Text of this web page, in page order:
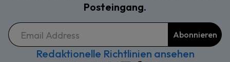
Posteingang.
Redaktionelle Richtlinien ansehen